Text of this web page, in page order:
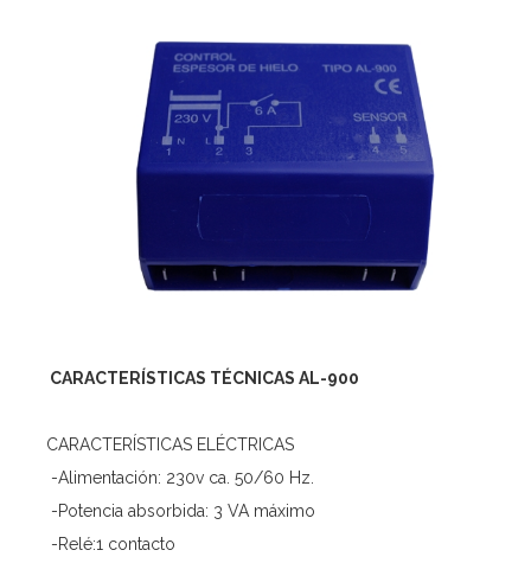
CARACTERÍSTICAS TÉCNICAS AL-900
CARACTERÍSTICAS ELÉCTRICAS
-Alimentación: 230v ca. 50/60 Hz.
-Potencia absorbida: 3 VA máximo
-Relé:1 contacto